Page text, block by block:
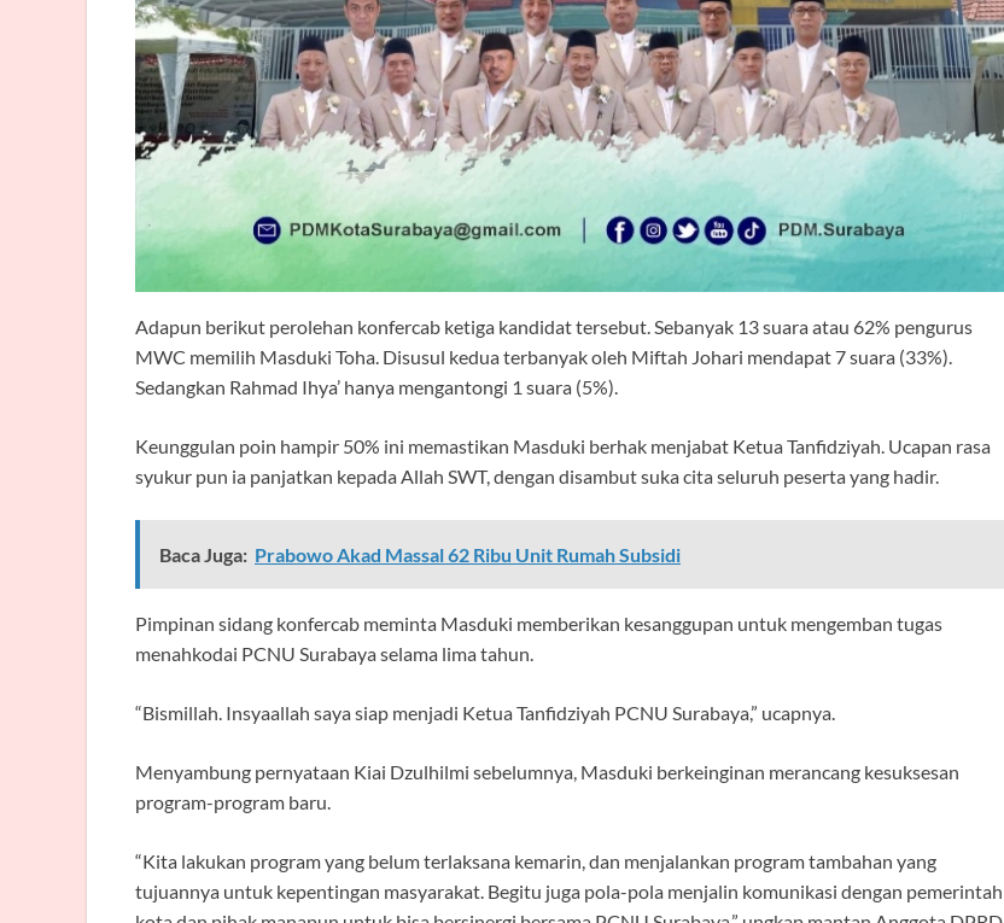
Adapun berikut perolehan konfercab ketiga kandidat tersebut. Sebanyak 13 suara atau 62% pengurus
MWC memilih Masduki Toha. Disusul kedua terbanyak oleh Miftah Johari mendapat 7 suara (33%).
Sedangkan Rahmad Ihya’ hanya mengantongi 1 suara (5%).
Keunggulan poin hampir 50% ini memastikan Masduki berhak menjabat Ketua Tanfidziyah. Ucapan rasa
syukur pun ia panjatkan kepada Allah SWT, dengan disambut suka cita seluruh peserta yang hadir.
Baca Juga: Prabowo Akad Massal 62 Ribu Unit Rumah Subsidi
Pimpinan sidang konfercab meminta Masduki memberikan kesanggupan untuk mengemban tugas
menahkodai PCNU Surabaya selama lima tahun.
“Bismillah. Insyaallah saya siap menjadi Ketua Tanfidziyah PCNU Surabaya,” ucapnya.
Menyambung pernyataan Kiai Dzulhilmi sebelumnya, Masduki berkeinginan merancang kesuksesan
program-program baru.
“Kita lakukan program yang belum terlaksana kemarin, dan menjalankan program tambahan yang
tujuannya untuk kepentingan masyarakat. Begitu juga pola-pola menjalin komunikasi dengan pemerintah